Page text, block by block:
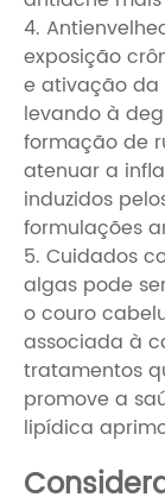
4.
exposição
e ativação da
levando à
formação de
atenuar a
induzidos
formulações
5. Cuidados
algas pode
o couro
associada à
tratamentos
promove a
lipídica